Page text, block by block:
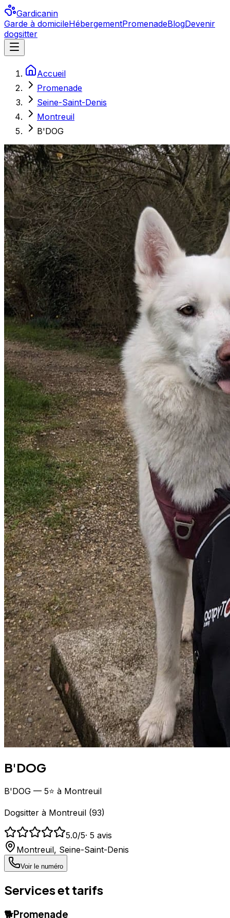
Gardicanin
Garde à domicileHébergementPromenadeBlogDevenir
dogsitter
Accueil
Promenade
Seine-Saint-Denis
Montreuil
B'DOG
B'DOG
B'DOG — 5⭐ à Montreuil
Dogsitter à Montreuil (93)
5.0/5· 5 avis
Montreuil, Seine-Saint-Denis
Voir le numéro
Services et tarifs
🐕Promenade